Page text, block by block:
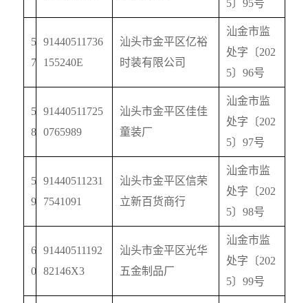
5〕 95号
5
7
91440511736
155240E
汕头市金平区亿裕
时装有限公司
汕金市监
处字〔202
5〕 96号
5
8
91440511725
0765989
汕头市金平区佳佳
童装厂
汕金市监
处字〔202
5〕 97号
5
9
91440511231
7541091
汕头市金平区信荣
立新百货商行
汕金市监
处字〔202
5〕 98号
6
0
91440511192
82146X3
汕头市金平区光华
五金制品厂
汕金市监
处字〔202
5〕 99号